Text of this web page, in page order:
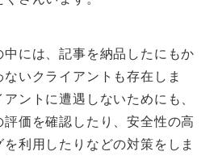
には、記事を納品したにもか
いクライアントも存在しま
ントに遭遇しないためにも、
価を確認したり、安全性の高
利用したりなどの対策をしま